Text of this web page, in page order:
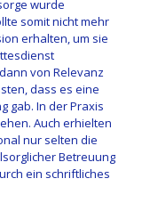
wurde
somit nicht mehr
erhalten, um sie
von Relevanz
dass es eine
gab. In der Praxis
Auch erhielten
nur selten die
Betreuung
ein schriftliches